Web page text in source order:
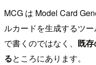
MCG は Model Card
ルカードを生成するツ
で書くのではなく、 既
るところにあります。